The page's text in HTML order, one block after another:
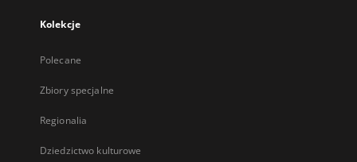
Kolekcje
Polecane
Zbiory specjalne
Regionalia
Dziedzictwo kulturowe